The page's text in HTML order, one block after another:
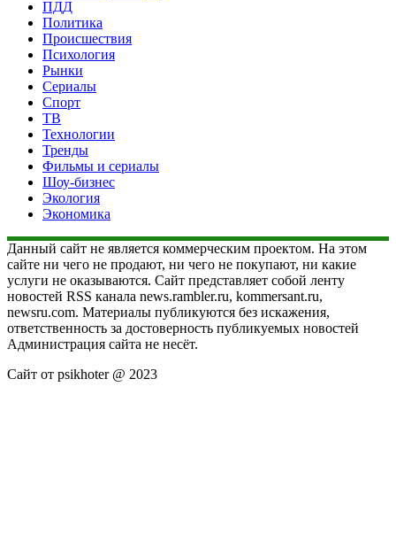
ПДД
Политика
Происшествия
Психология
Рынки
Сериалы
Спорт
ТВ
Технологии
Тренды
Фильмы и сериалы
Шоу-бизнес
Экология
Экономика
Данный сайт не является коммерческим проектом. На этом
сайте ни чего не продают, ни чего не покупают, ни какие
услуги не оказываются. Сайт представляет собой ленту
новостей RSS канала news.rambler.ru, kommersant.ru,
newsru.com. Материалы публикуются без искажения,
ответственность за достоверность публикуемых новостей
Администрация сайта не несёт.
Сайт от psikhoter @ 2023